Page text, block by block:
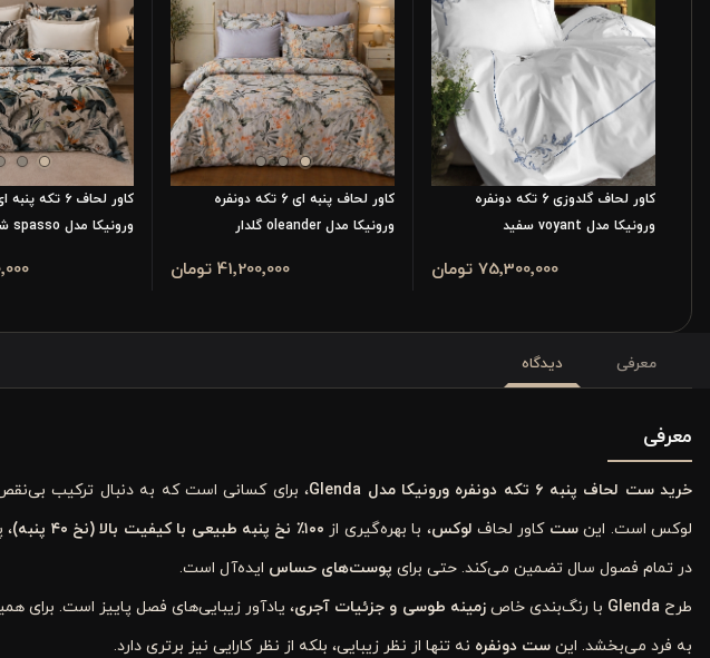
کاور لحاف گلدوزی 6 تکه دونفره
ورونیکا مدل voyant سفید
75٬300٬000 تومان
کاور لحاف پنبه ای 6 تکه دونفره
ورونیکا مدل oleander گلدار
41٬200٬000 تومان
کاور لحاف ۶ تکه
ورونیکا مدل spasso شیری گلدار
معرفی دیدگاه
معرفی
خرید ست لحاف پنبه ۶ تکه دونفره ورونیکا مدل Glenda، برای کسانی است که به دنبال ترکیب
لوکس است. اینستکاور لحاف لوکس، با بهره‌گیری از ۱۰۰٪ نخ پنبه طبیعی با کیفیت بالا (نخ ۴۰ پنبه) ،
در تمام فصول سال تضمین می‌کند. حتی برای پوست‌های حساس ایده‌آل است.
طرحGlenda با رنگ‌بندی خاصزمینه طوسی و جزئیات آجری، یادآور زیبایی‌های فصل پاییز است. برای
به فرد می‌بخشد. این ست دونفره نه تنها از نظر زیبایی، بلکه از نظر کارایی نیز برتری دارد.